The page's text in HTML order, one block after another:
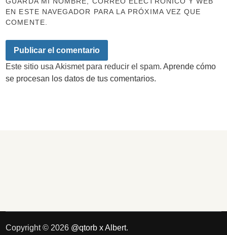
EN ESTE NAVEGADOR PARA LA PRÓXIMA VEZ QUE
COMENTE.
Este sitio usa Akismet para reducir el spam.Aprende cómo
se procesan los datos de tus comentarios.
Copyright © 2026 @qtorb x Albert.